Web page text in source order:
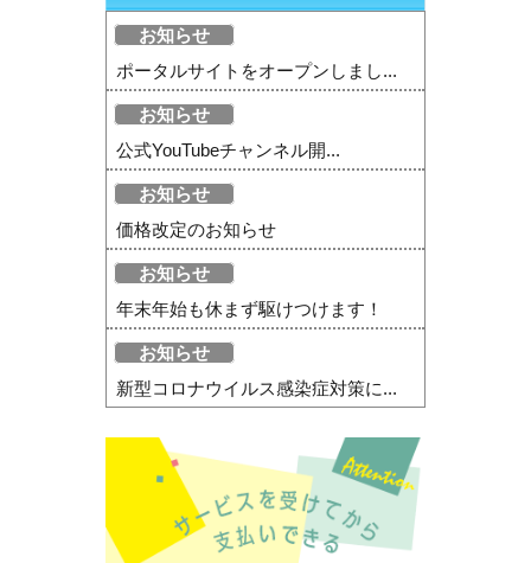
お知らせ
ポータルサイトをオープンしまし...
お知らせ
公式YouTubeチャンネル開...
お知らせ
価格改定のお知らせ
お知らせ
年末年始も休まず駆けつけます！
お知らせ
新型コロナウイルス感染症対策に...